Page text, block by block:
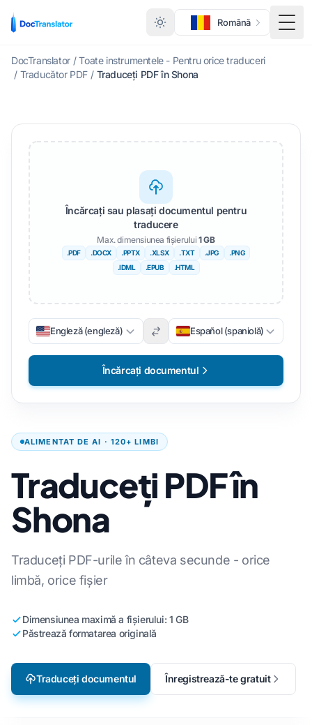
Română
DocTranslator / Toate instrumentele - Pentru orice traduceri
/ Traducător PDF / Traduceți PDF în Shona
ALIMENTAT DE AI · 120+ LIMBI
Traduceți PDF în
Shona
Traduceți PDF-urile în câteva secunde - orice
limbă, orice fișier
Dimensiunea maximă a fișierului: 1 GB
Păstrează formatarea originală
Traduceți documentul Înregistrează-te gratuit
Încărcați sau plasați documentul pentru
traducere
Max. dimensiunea fișierului1 GB
.PDF .DOCX .PPTX .XLSX .TXT .JPG
.PNG
.IDML
.EPUB .HTML
Engleză (engleză) Español (spaniolă)
Încărcați documentul